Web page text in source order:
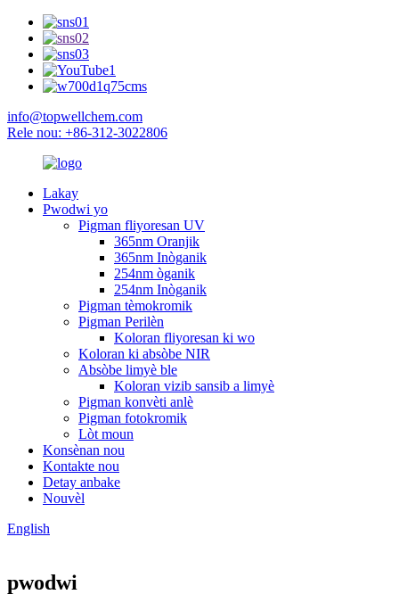
info@topwellchem.com
Rele nou: +86-312-3022806
Lakay
Pwodwi yo
Pigman fliyoresan UV
365nm Oranjik
365nm Inòganik
254nm òganik
254nm Inòganik
Pigman tèmokromik
Pigman Perilèn
Koloran fliyoresan ki wo
Koloran ki absòbe NIR
Absòbe limyè ble
Koloran vizib sansib a limyè
Pigman konvèti anlè
Pigman fotokromik
Lòt moun
Konsènan nou
Kontakte nou
Detay anbake
Nouvèl
English
pwodwi